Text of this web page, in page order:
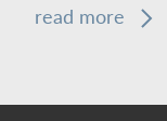
read more